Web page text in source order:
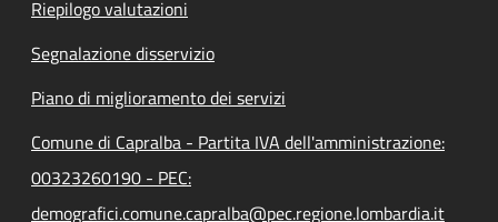
Riepilogo valutazioni
Segnalazione disservizio
Piano di miglioramento dei servizi
Comune di Capralba - Partita IVA dell'amministrazione:
00323260190 - PEC:
demografici.comune.capralba@pec.regione.lombardia.it